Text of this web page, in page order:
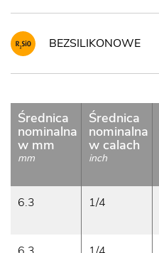
BEZSILIKONOWE
Średnica
nominalna
w mm
mm
Średnica
nominalna
w calach
inch
6.3 1/4